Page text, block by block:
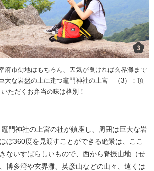
府市街地はもちろん、天気が良ければ玄界灘まで
大な岩盤の上に建つ竈門神社の上宮 （3）：頂
ただくお弁当の味は格別！
門神社の上宮の社が鎮座し、周囲は巨大な岩
ぼ360度を見渡すことができる絶景は、ここ
ないすばらしいもので、西から脊振山地（せ
博多湾や玄界灘、英彦山などの山々、遠くは